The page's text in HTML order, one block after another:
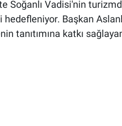
Soğanlı Vadisi'nin
Başkan
tanıtımına katkı